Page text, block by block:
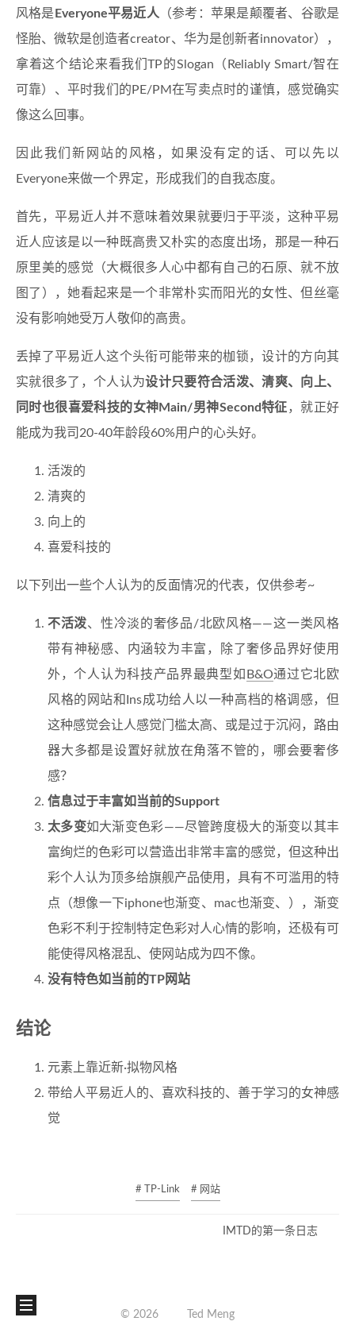
风格是 Everyone平易近人 （参考：苹果是颠覆者、谷歌是
怪胎、微软是创造者creator、华为是创新者innovator），
拿着这个结论来看我们TP的Slogan（Reliably Smart/智在
可靠）、平时我们的PE/PM在写卖点时的谨慎，感觉确实
像这么回事。
因此我们新网站的风格，如果没有定的话、可以先以
Everyone来做一个界定，形成我们的自我态度。
首先，平易近人并不意味着效果就要归于平淡，这种平易
近人应该是以一种既高贵又朴实的态度出场，那是一种石
原里美的感觉（大概很多人心中都有自己的石原、就不放
图了），她看起来是一个非常朴实而阳光的女性、但丝毫
没有影响她受万人敬仰的高贵。
丢掉了平易近人这个头衔可能带来的枷锁，设计的方向其
实就很多了，个人认为设计只要符合活泼、清爽、向上、
同时也很喜爱科技的女神Main/男神Second特征，就正好
能成为我司20-40年龄段60%用户的心头好。
活泼的
清爽的
向上的
喜爱科技的
以下列出一些个人认为的反面情况的代表，仅供参考~
不活泼、性冷淡的奢侈品/北欧风格——这一类风格
带有神秘感、内涵较为丰富，除了奢侈品界好使用
外，个人认为科技产品界最典型如 B&O通过它北欧
风格的网站和Ins成功给人以一种高档的格调感，但
这种感觉会让人感觉门槛太高、或是过于沉闷，路由
器大多都是设置好就放在角落不管的，哪会要奢侈
感？
信息过于丰富如当前的Support
太多变如大渐变色彩——尽管跨度极大的渐变以其丰
富绚烂的色彩可以营造出非常丰富的感觉，但这种出
彩个人认为顶多给旗舰产品使用，具有不可滥用的特
点（想像一下iphone也渐变、mac也渐变、），渐变
色彩不利于控制特定色彩对人心情的影响，还极有可
能使得风格混乱、使网站成为四不像。
没有特色如当前的TP网站
结论
元素上靠近新·拟物风格
带给人平易近人的、喜欢科技的、善于学习的女神感
觉
# TP-Link # 网站
IMTD的第一条日志
©2026 Ted Meng